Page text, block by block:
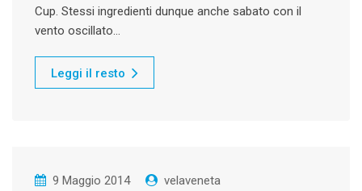
Cup. Stessi ingredienti dunque anche sabato con il
vento oscillato…
Leggi il resto
9 Maggio 2014 velaveneta